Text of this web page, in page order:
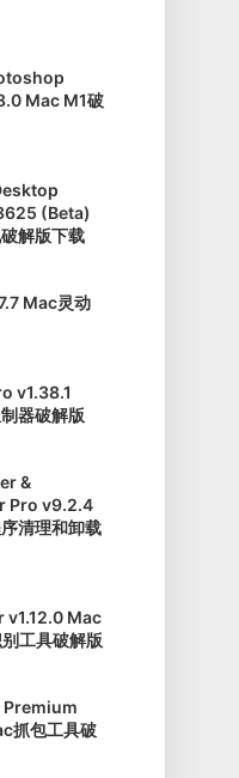
Mac M1破
(Beta)
解版下载
Mac灵动
v1.38.1
器破解版
&
Pro v9.2.4
清理和卸载
v1.12.0 Mac
工具破解版
抓包工具破